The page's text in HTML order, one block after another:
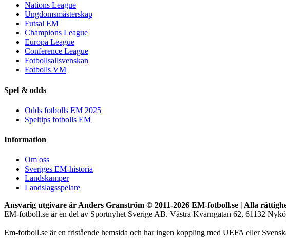
Nations League
Ungdomsmästerskap
Futsal EM
Champions League
Europa League
Conference League
Fotbollsallsvenskan
Fotbolls VM
Spel & odds
Odds fotbolls EM 2025
Speltips fotbolls EM
Information
Om oss
Sveriges EM-historia
Landskamper
Landslagsspelare
Ansvarig utgivare är Anders Granström © 2011-2026 EM-fotboll.se | Alla
EM-fotboll.se är en del av Sportnyhet Sverige AB. Västra Kvarngatan 62, 61132
Em-fotboll.se är en fristående hemsida och har ingen koppling med UEFA eller